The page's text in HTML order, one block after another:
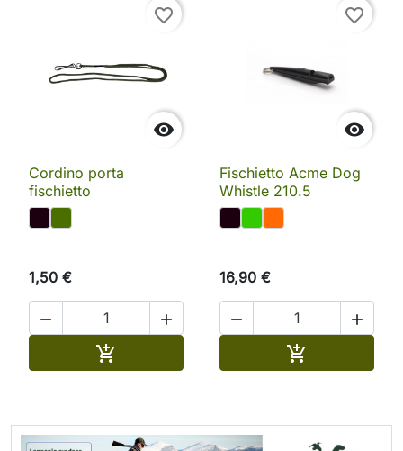

favorite_border
Cordino porta
fischietto
1,50 €
 


favorite_border
Fischietto Acme Dog
Whistle 210.5
16,90 €
 
